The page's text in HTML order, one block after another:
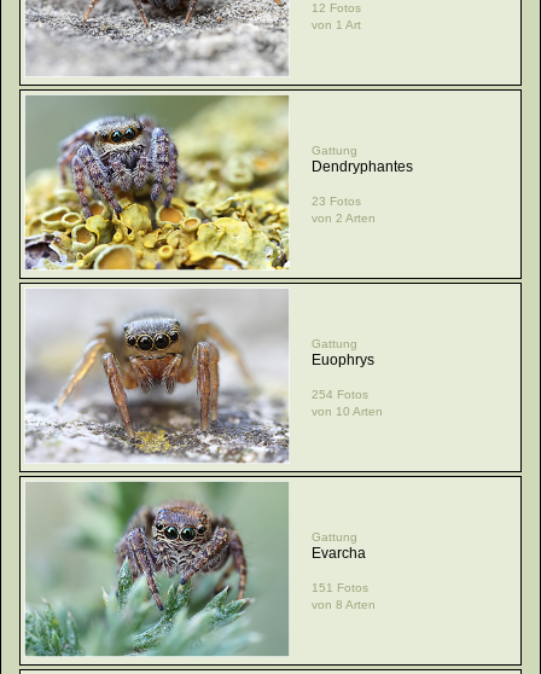
12 Fotos
von 1 Art
Gattung
Dendryphantes
23 Fotos
von 2 Arten
Gattung
Euophrys
254 Fotos
von 10 Arten
Gattung
Evarcha
151 Fotos
von 8 Arten